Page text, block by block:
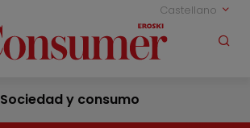
Castellano
Sociedad y consumo